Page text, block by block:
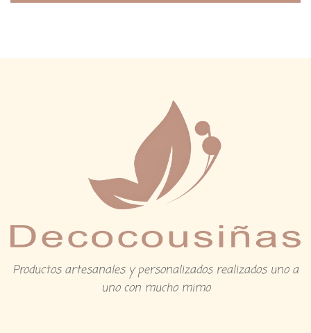
Productos artesanales y personalizados realizados uno a
uno con mucho mimo